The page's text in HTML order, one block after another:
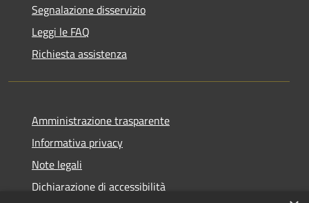
Segnalazione disservizio
Leggi le FAQ
Richiesta assistenza
Amministrazione trasparente
Informativa privacy
Note legali
Dichiarazione di accessibilità